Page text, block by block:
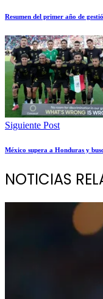
Resumen del primer año de
Siguiente Post
México supera a Honduras y
NOTICIAS